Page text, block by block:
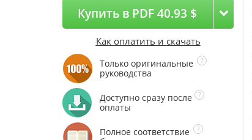
Купить в PDF 40.93 $
Как оплатить и скачать
Только оригинальные
руководства
Доступно сразу после
оплаты
Полное соответствие